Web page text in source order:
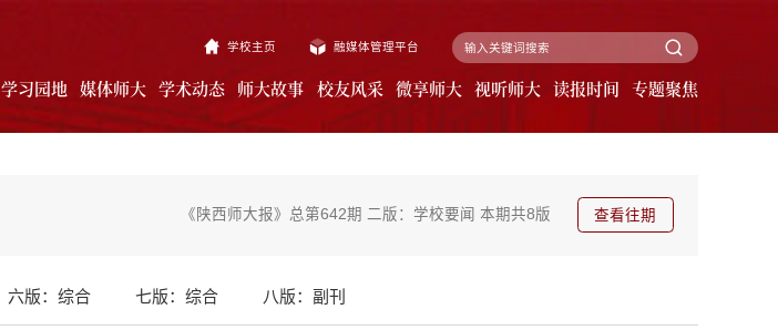
学校主页 融媒体管理平台
学习园地 媒体师大 学术动态 师大故事 校友风采 微享师大 视听师大 读报时间 专题聚焦
《陕西师大报》总第642期 二版：学校要闻 本期共8版 查看往期
六版：综合 七版：综合 八版：副刊